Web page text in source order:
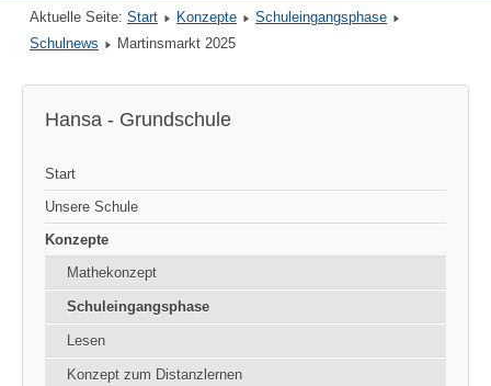
Aktuelle Seite: Start Konzepte
Schuleingangsphase
Schulnews
Martinsmarkt 2025
Hansa - Grundschule
Start
Unsere Schule
Konzepte
Mathekonzept
Schuleingangsphase
Lesen
Konzept zum Distanzlernen